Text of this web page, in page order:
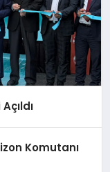
Komutanı